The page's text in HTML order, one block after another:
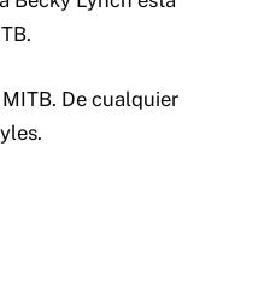
De cualquier